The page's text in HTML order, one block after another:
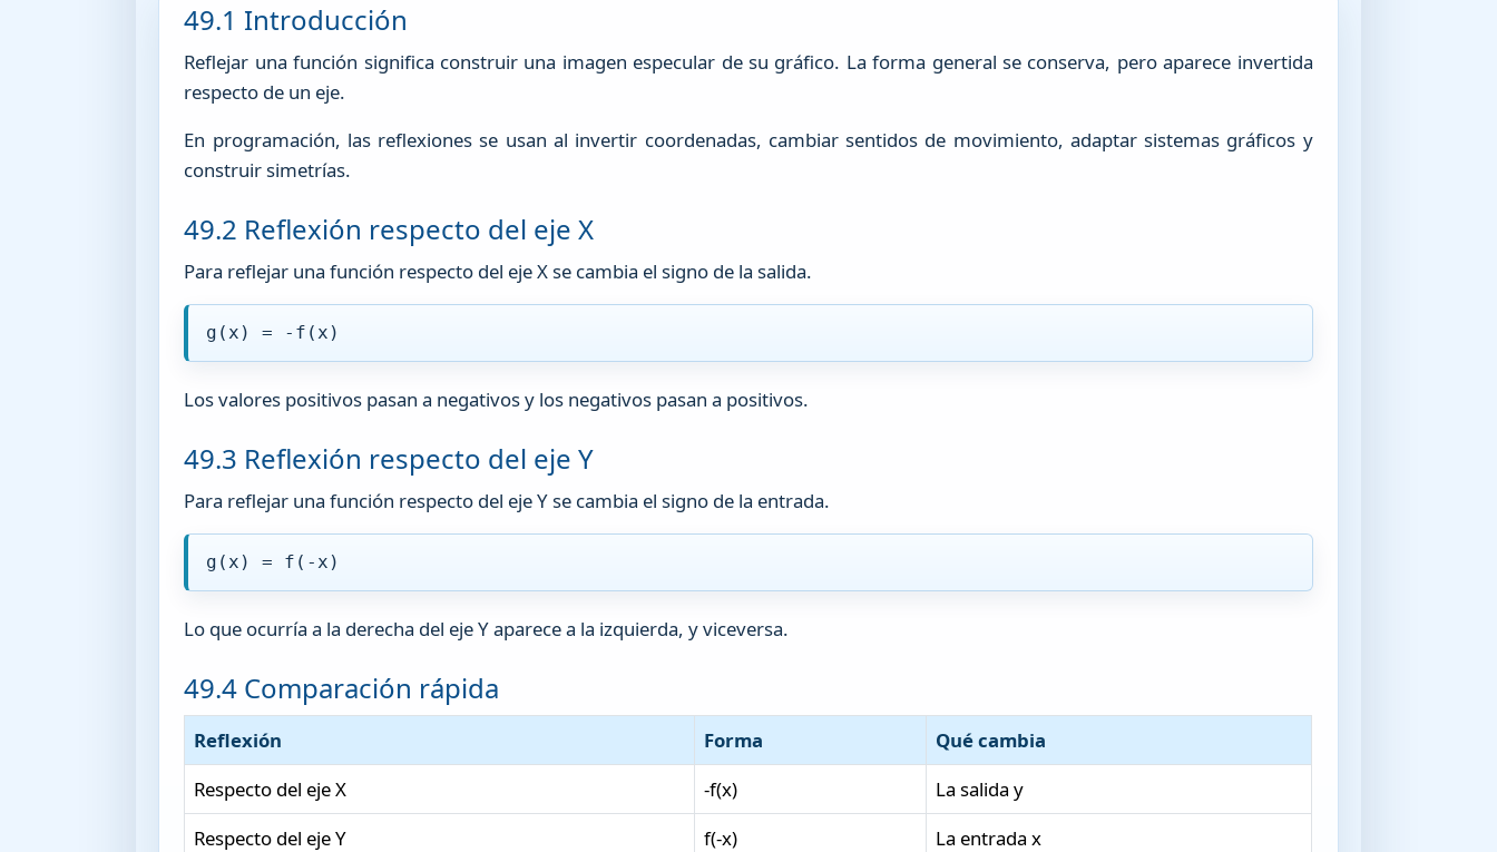
49.1 Introducción
Reflejar una función significa construir una imagen especular de su gráfico. La forma general se conserva, pero aparece invertida
respecto de un eje.
En programación, las reflexiones se usan al invertir coordenadas, cambiar sentidos de movimiento, adaptar sistemas gráficos y
construir simetrías.
49.2 Reflexión respecto del eje X
Para reflejar una función respecto del eje X se cambia el signo de la salida.
g(x) = -f(x)
Los valores positivos pasan a negativos y los negativos pasan a positivos.
49.3 Reflexión respecto del eje Y
Para reflejar una función respecto del eje Y se cambia el signo de la entrada.
g(x) = f(-x)
Lo que ocurría a la derecha del eje Y aparece a la izquierda, y viceversa.
49.4 Comparación rápida
Reflexión Forma
Qué cambia
Respecto del eje X
-f(x)
La salida y
Respecto del eje Y
f(-x) La entrada x